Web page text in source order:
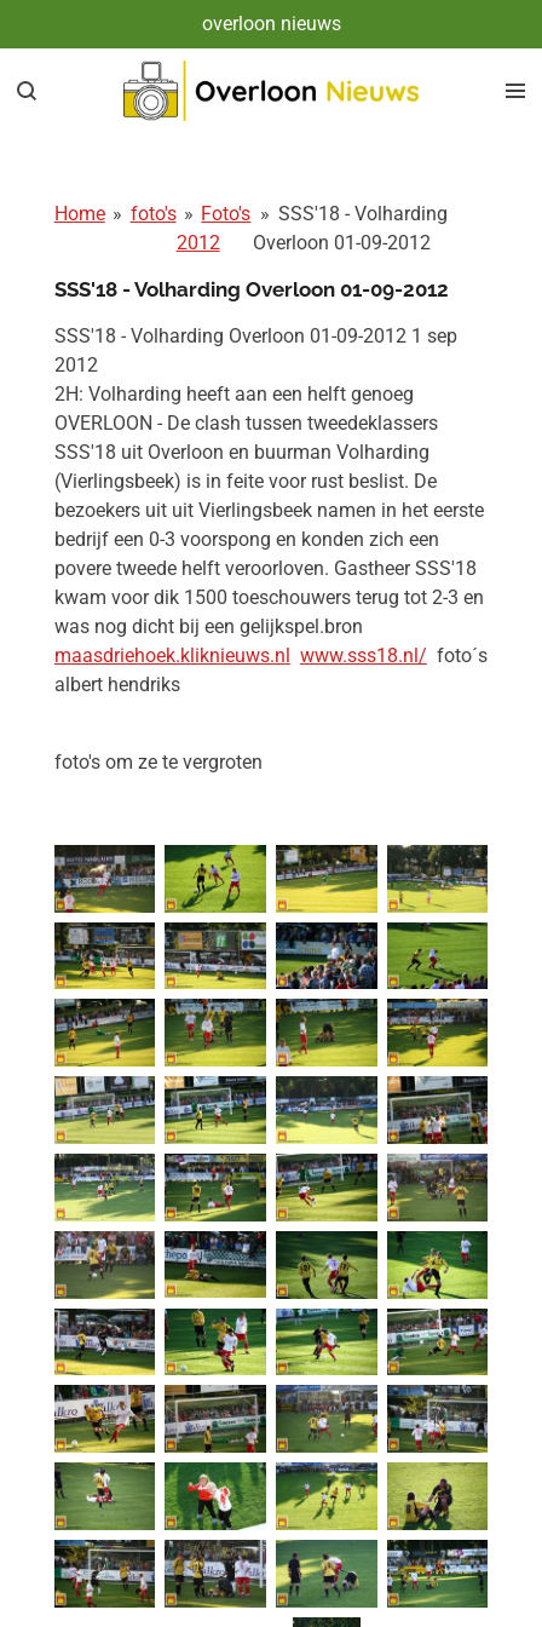
direct
naar
overloon nieuws
Home » foto's » Foto's
2012
» SSS'18 - Volharding
Overloon 01-09-2012
SSS'18 - Volharding Overloon 01-09-2012
SSS'18 - Volharding Overloon 01-09-2012 1 sep
2012
2H: Volharding heeft aan een helft genoeg
OVERLOON - De clash tussen tweedeklassers
SSS'18 uit Overloon en buurman Volharding
(Vierlingsbeek) is in feite voor rust beslist. De
bezoekers uit uit Vierlingsbeek namen in het eerste
bedrijf een 0-3 voorspong en konden zich een
povere tweede helft veroorloven. Gastheer SSS'18
kwam voor dik 1500 toeschouwers terug tot 2-3 en
was nog dicht bij een gelijkspel.bron
maasdriehoek.kliknieuws.nl www.sss18.nl/ foto´s
albert hendriks
foto's om ze te vergroten